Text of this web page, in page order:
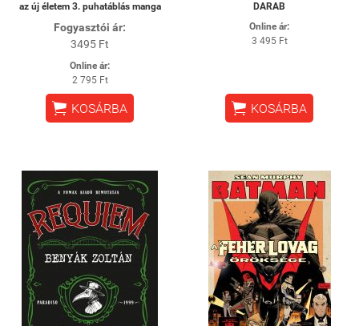
az új életem 3. puhatáblás manga
Fogyasztói ár:
3495 Ft
Online ár:
2 795 Ft
 KOSÁRBA
DARAB
Online ár:
3 495 Ft
 KOSÁRBA